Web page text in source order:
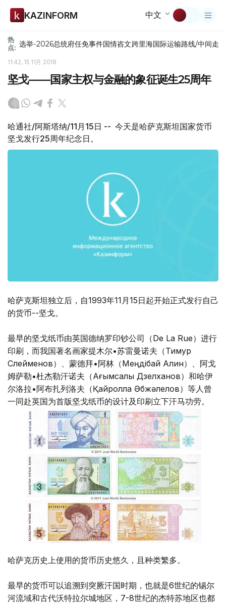
KAZINFORM 中文
热
点: 选举-2026总统府任免事件国情咨文跨里海国际运输路线/中间走廊
11:42, 15 11月 2018
坚戈——国家主权与金融的象征诞生25周年
哈通社/阿斯塔纳/11月15日 -- 今天是哈萨克斯坦国家货币
坚戈发行25周年纪念日。
哈萨克斯坦独立后，自1993年11月15日起开始正式发行自己
的货币--坚戈。
最早的坚戈纸币由英国德纳罗印钞公司（De La Rue）进行
印刷，而我国著名画家提木尔•苏雷曼诺夫（Тимур
Сүлейменов）、蒙德拜•阿林（Меңдібай Алин）、阿戈
姆萨勒•杜杰勒汗诺夫（Ағымсалы Дүзелханов）和哈伊
尔洛拉•阿布扎列洛夫（Қайролла Әбжәлелов）等人曾
一同赴英国为首版坚戈纸币的设计及印刷立下汗马功劳。
哈萨克历史上使用的货币历史悠久，且种类繁多。
最早的货币可以追溯到突厥汗国时期，也就是6世纪的锡尔
河流域和古代沃特拉尔城地区，7-8世纪的杰特苏地区也都